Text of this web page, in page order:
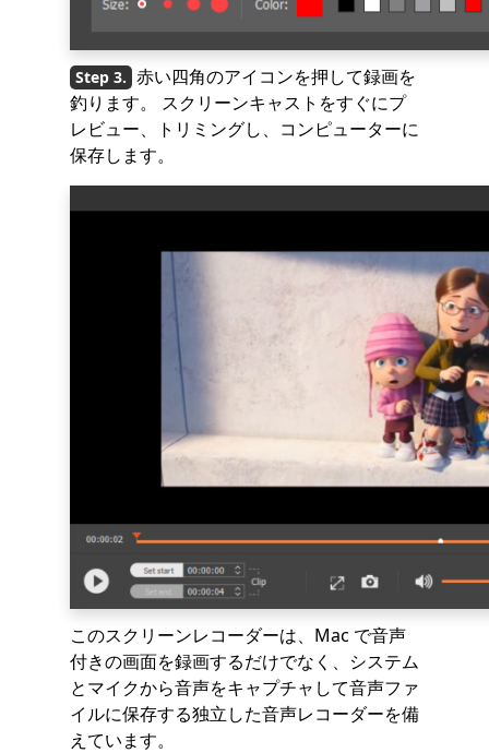
赤い四角のアイコンを押して録画を
釣ります。 スクリーンキャストをすぐにプ
レビュー、トリミングし、コンピューターに
保存します。
このスクリーンレコーダーは、Mac で音声
付きの画面を録画するだけでなく、システム
とマイクから音声をキャプチャして音声ファ
イルに保存する独立した音声レコーダーを備
えています。